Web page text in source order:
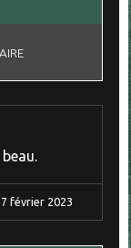
février 2023